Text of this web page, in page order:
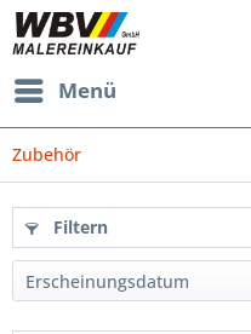
Menü
Zubehör
Filtern